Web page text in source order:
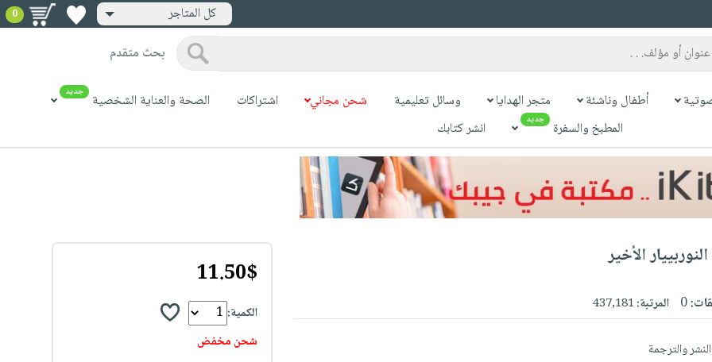
كل المتاجر 0
بحث متقدم
أطفال وناشئة متجر الهدايا وسائل تعليمية شحن مجاني اشتراكات الصحة والعناية الشخصية جديد
المطبخ والسفرة جديد انشر كتابك
الأخير
0 المرتبة:437,181
والترجمة
11.50$
الكمية:
شحن مخفض